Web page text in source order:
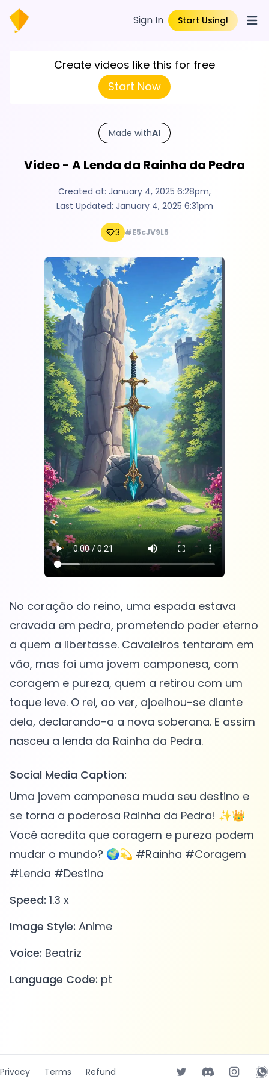
Sign In Start Using!
Create videos like this for free
Start Now
Made withAI
Video - A Lenda da Rainha da Pedra
Created at: January 4, 2025 6:28pm,
Last Updated: January 4, 2025 6:31pm
3 #E5cJV9L5
No coração do reino, uma espada estava
cravada em pedra, prometendo poder eterno
a quem a libertasse. Cavaleiros tentaram em
vão, mas foi uma jovem camponesa, com
coragem e pureza, quem a retirou com um
toque leve. O rei, ao ver, ajoelhou-se diante
dela, declarando-a a nova soberana. E assim
Social Media Caption:
Uma jovem camponesa muda seu destino e
se torna a poderosa Rainha da Pedra! ✨👑
Você acredita que coragem e pureza podem
mudar o mundo? 🌍💫 #Rainha #Coragem
#Lenda #Destino
Speed: 1.3 x
Image Style: Anime
Voice: Beatriz
Language Code: pt
Privacy Terms Refund